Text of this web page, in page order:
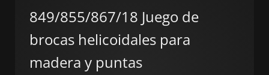
849/855/867/18 Juego de
brocas helicoidales para
madera y puntas